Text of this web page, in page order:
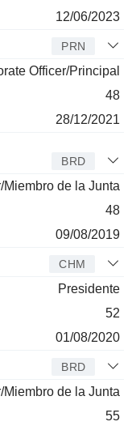
12/06/2023
PRN
Officer/Principal
48
28/12/2021
BRD
Miembro de la Junta
48
09/08/2019
CHM
Presidente
52
01/08/2020
BRD
Miembro de la Junta
55